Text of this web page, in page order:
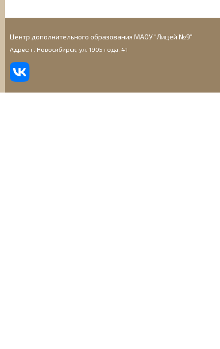
Центр дополнительного образования МАОУ "Лицей №9"
Адрес: г. Новосибирск, ул. 1905 года, 41